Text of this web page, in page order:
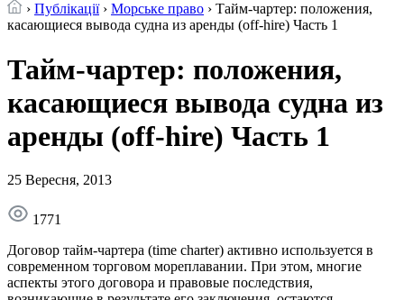
› Публікації› Морське право › Тайм-чартер: положения,
касающиеся вывода судна из аренды (off-hire) Часть 1
Тайм-чартер: положения,
касающиеся вывода судна из
аренды (off-hire) Часть 1
25 Вересня, 2013
1771
Договор тайм-чартера (time charter) активно используется в
современном торговом мореплавании. При этом, многие
аспекты этого договора и правовые последствия,